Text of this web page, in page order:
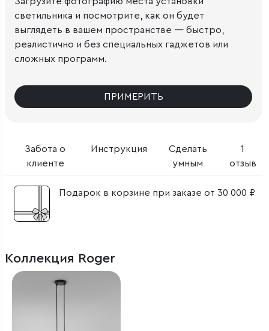
Забота о
клиенте
Инструкция
Сделать
умным
1
отзыв
Подарок в корзине при заказе от 30 000 ₽
светильника и посмотрите, как он будет
выглядеть в вашем пространстве — быстро,
реалистично и без специальных гаджетов или
сложных программ.
ПРИМЕРИТЬ
Коллекция Roger